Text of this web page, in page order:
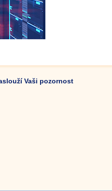
Vaši pozornost